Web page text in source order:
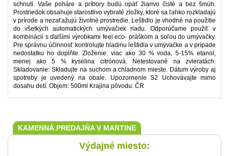
schnutí. Vaše poháre a príbory budú opäť žiarivo čisté a bez šmúh.
Prostriedok obsahuje starostlivo vybraté zložky, ktoré sa ľahko rozkladajú
v prírode a nezaťažujú životné prostredie. Leštidlo je vhodné na použitie
do všetkých automatických umývačiek riadu. Odporúčame použiť v
kombinácii s ďalšími výrobkami feel eco- práškom a soľou do umývačky.
Pre správnu účinnosť kontrolujte hladinu leštidla v umývačke a v prípade
nedostatku ho doplňte. Zloženie: viac ako 30 % voda, 5-15% etanol,
menej ako 5 % kyselina citrónová. Netestované na zvieratách.
Skladovanie: Skladujte na suchom a chladnom mieste. Dátum výroby aj
spotreby je uvedený na obale. Upozornenie S2 Uchovávajte mimo
dosahu detí. Objem: 500ml Krajina pôvodu: ČR
KAMENNÁ PREDAJŇA V MARTINE
Výdajné miesto: